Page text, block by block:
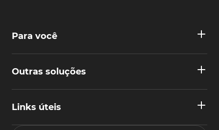
Para você
Outras soluções
Links úteis